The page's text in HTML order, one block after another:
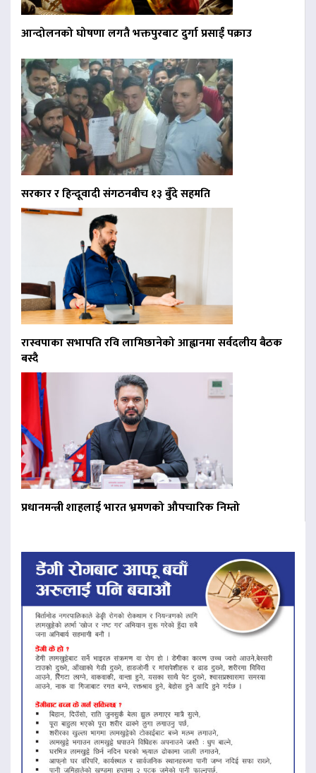
आन्दोलनको घोषणा लगतै भक्तपुरबाट दुर्गा प्रसाईं पक्राउ
सरकार र हिन्दूवादी संगठनबीच १३ बुँदे सहमति
रास्वपाका सभापति रवि लामिछानेको आह्वानमा सर्वदलीय बैठक
बस्दै
प्रधानमन्त्री शाहलाई भारत भ्रमणको औपचारिक निम्तो